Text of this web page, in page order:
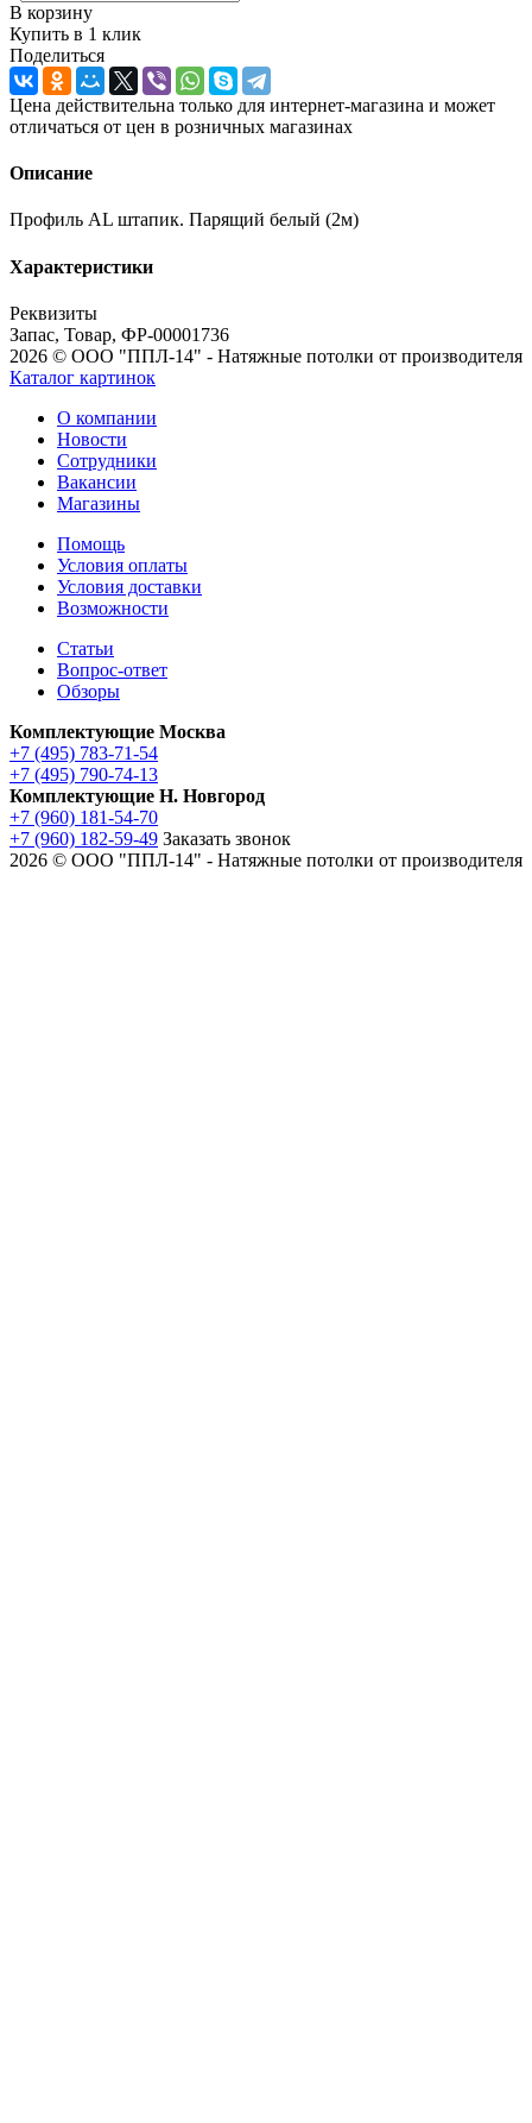
В корзину
Купить в 1 клик
Поделиться
Цена действительна только для интернет-магазина и может
отличаться от цен в розничных магазинах
Описание
Профиль AL штапик. Парящий белый (2м)
Характеристики
Реквизиты
Запас, Товар, ФР-00001736
2026 © ООО "ППЛ-14" - Натяжные потолки от производителя
Каталог картинок
О компании
Новости
Сотрудники
Вакансии
Магазины
Помощь
Условия оплаты
Условия доставки
Возможности
Статьи
Вопрос-ответ
Обзоры
Комплектующие Москва
+7 (495) 783-71-54
+7 (495) 790-74-13
Комплектующие Н. Новгород
+7 (960) 181-54-70
+7 (960) 182-59-49 Заказать звонок
2026 © ООО "ППЛ-14" - Натяжные потолки от производителя